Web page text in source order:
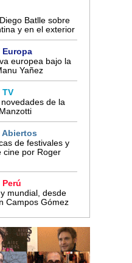
Batlle sobre
y en el exterior
Europa
europea bajo la
Yañez
TV
de la
de festivales y
cine por Roger
mundial, desde
Campos Gómez